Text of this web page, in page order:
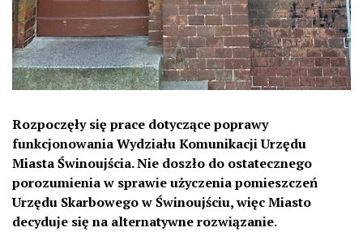
Rozpoczęły się prace dotyczące poprawy
funkcjonowania Wydziału Komunikacji Urzędu
Miasta Świnoujścia. Nie doszło do ostatecznego
porozumienia w sprawie użyczenia pomieszczeń
Urzędu Skarbowego w Świnoujściu, więc Miasto
decyduje się na alternatywne rozwiązanie.